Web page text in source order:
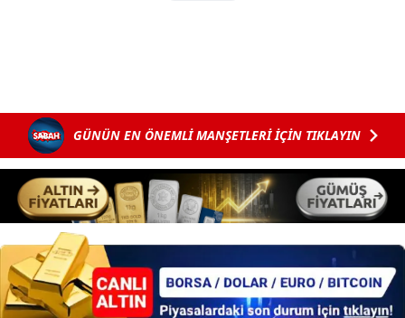
6698 sayılı Kişisel Verilerin Korunması Kanunu uyarınca
hazırlanmış Aydınlatma Metnimizi okumak ve sitemizde
almak için lütfentıklayınız
GÜNÜN EN ÖNEMLİ MANŞETLERİ İÇİN TIKLAYIN